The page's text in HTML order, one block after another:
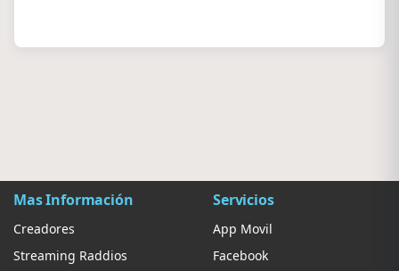
Mas Información
Creadores
Streaming Raddios
Servicios
App Movil
Facebook